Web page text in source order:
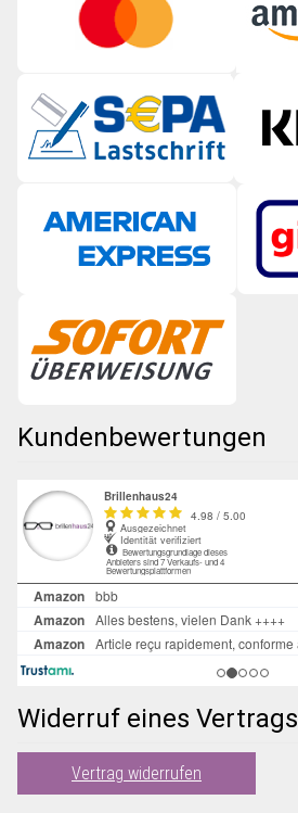
Kundenbewertungen
Widerruf eines Vertrags
Vertrag widerrufen